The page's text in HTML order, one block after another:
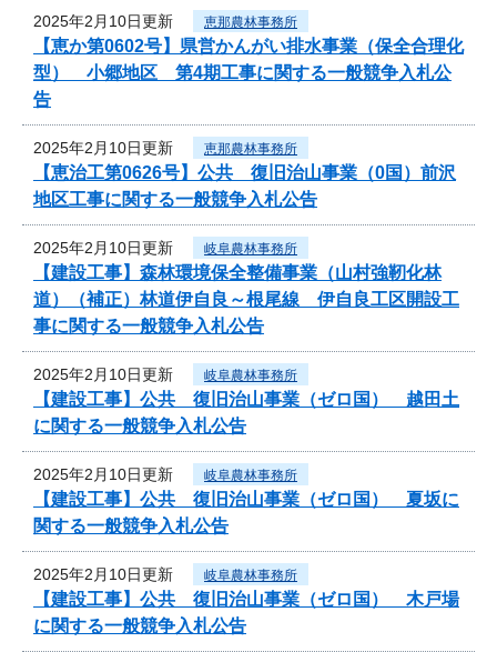
2025年2月10日更新 恵那農林事務所
【恵か第0602号】県営かんがい排水事業（保全合理化
型） 小郷地区 第4期工事に関する一般競争入札公
告
2025年2月10日更新 恵那農林事務所
【恵治工第0626号】公共 復旧治山事業（0国）前沢
地区工事に関する一般競争入札公告
2025年2月10日更新 岐阜農林事務所
【建設工事】森林環境保全整備事業（山村強靭化林
道）（補正）林道伊自良～根尾線 伊自良工区開設工
事に関する一般競争入札公告
2025年2月10日更新 岐阜農林事務所
【建設工事】公共 復旧治山事業（ゼロ国） 越田土
に関する一般競争入札公告
2025年2月10日更新 岐阜農林事務所
【建設工事】公共 復旧治山事業（ゼロ国） 夏坂に
関する一般競争入札公告
2025年2月10日更新 岐阜農林事務所
【建設工事】公共 復旧治山事業（ゼロ国） 木戸場
に関する一般競争入札公告